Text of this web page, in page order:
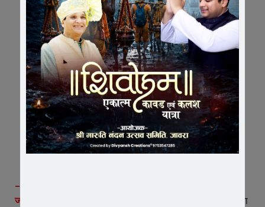
– प्राचार्य देवेन्द्र मूणत ने विद्यार्थियों की सफलता पर दी बधाई
जावरा।
सफलता उन्ही लोगों का वरण करती है जो अपनी समस्त कर्मठ्ता